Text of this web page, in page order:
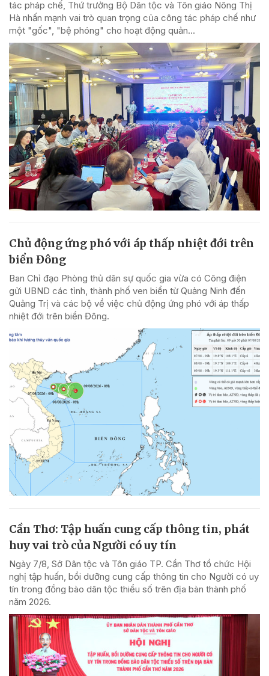
tác pháp chế, Thứ trưởng Bộ Dân tộc và Tôn giáo Nông Thị
Hà nhấn mạnh vai trò quan trọng của công tác pháp chế như
một "gốc", "bệ phóng" cho hoạt động quản...
Chủ động ứng phó với áp thấp nhiệt đới trên
biển Đông
Ban Chỉ đạo Phòng thủ dân sự quốc gia vừa có Công điện
gửi UBND các tỉnh, thành phố ven biển từ Quảng Ninh đến
Quảng Trị và các bộ về việc chủ động ứng phó với áp thấp
nhiệt đới trên biển Đông.
Cần Thơ: Tập huấn cung cấp thông tin, phát
huy vai trò của Người có uy tín
Ngày 7/8, Sở Dân tộc và Tôn giáo TP. Cần Thơ tổ chức Hội
nghị tập huấn, bồi dưỡng cung cấp thông tin cho Người có uy
tín trong đồng bào dân tộc thiểu số trên địa bàn thành phố
năm 2026.